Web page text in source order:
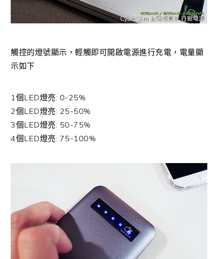
觸控的燈號顯示，輕觸即可開啟電源進行充電，電量顯
示如下
1個LED燈亮: 0-25%
2個LED燈亮: 25-50%
3個LED燈亮: 50-75%
4個LED燈亮: 75-100%